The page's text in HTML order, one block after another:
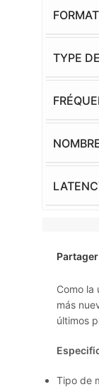
TYPE
Como la
más
últimos
Tipo de